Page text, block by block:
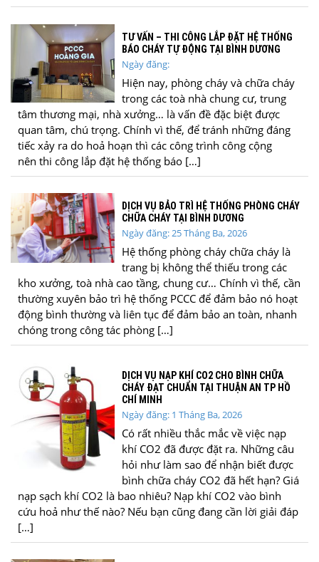
TƯ VẤN – THI CÔNG LẮP ĐẶT HỆ THỐNG
BÁO CHÁY TỰ ĐỘNG TẠI BÌNH DƯƠNG
Ngày đăng:
Hiện nay, phòng cháy và chữa cháy
trong các toà nhà chung cư, trung
tâm thương mại, nhà xưởng… là vấn đề đặc biệt được
quan tâm, chú trọng. Chính vì thế, để tránh những đáng
tiếc xảy ra do hoả hoạn thì các công trình công cộng
nên thi công lắp đặt hệ thống báo […]
DỊCH VỤ BẢO TRÌ HỆ THỐNG PHÒNG CHÁY
CHỮA CHÁY TẠI BÌNH DƯƠNG
Ngày đăng: 25 Tháng Ba, 2026
Hệ thống phòng cháy chữa cháy là
trang bị không thể thiếu trong các
kho xưởng, toà nhà cao tầng, chung cư… Chính vì thế, cần
thường xuyên bảo trì hệ thống PCCC để đảm bảo nó hoạt
động bình thường và liên tục để đảm bảo an toàn, nhanh
chóng trong công tác phòng […]
DỊCH VỤ NẠP KHÍ CO2 CHO BÌNH CHỮA
CHÁY ĐẠT CHUẨN TẠI THUẬN AN TP HỒ
CHÍ MINH
Ngày đăng: 1 Tháng Ba, 2026
Có rất nhiều thắc mắc về việc nạp
khí CO2 đã được đặt ra. Những câu
hỏi như làm sao để nhận biết được
bình chữa cháy CO2 đã hết hạn? Giá
nạp sạch khí CO2 là bao nhiêu? Nạp khí CO2 vào bình
cứu hoả như thế nào? Nếu bạn cũng đang cần lời giải đáp
[…]